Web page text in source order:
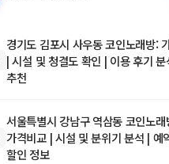
경기도 김포시 사우동 코인노래방:
| 시설 및 청결도 확인 | 이용 후기 분
추천
서울특별시 강남구 역삼동 코인노래
가격비교 | 시설 및 분위기 분석 | 예
할인 정보